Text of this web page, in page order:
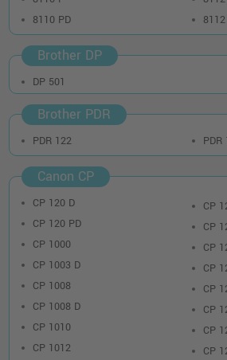
8110 PD
Brother DP
DP 501
Brother PDR
PDR 122 PDR
Canon CP
CP 120 D
CP 120 PD
CP 1000
CP 1003 D
CP 1008
CP 1008 D
CP 1010
CP 1012
CP
CP
CP
CP
CP
CP
CP
CP